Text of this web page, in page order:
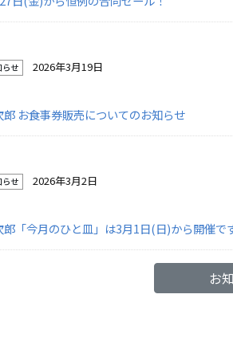
らせ 2026年3月19日
郎 お食事券販売についてのお知らせ
らせ 2026年3月2日
郎「今月のひと皿」は3月1日(日)から開催で
お